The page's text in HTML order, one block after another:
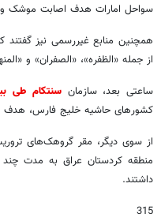
سواحل امارات هدف اصابت موشک و
همچنین منابع غیررسمی نیز گفتند
از جمله «الظفره»، «الصفران» و
ساعتی بعد، سازمان سنتکام طی
کشورهای حاشیه خلیج فارس، هدف
از سوی دیگر، مقر گروهک‌های
منطقه کردستان عراق به مدت
داشتند.
315